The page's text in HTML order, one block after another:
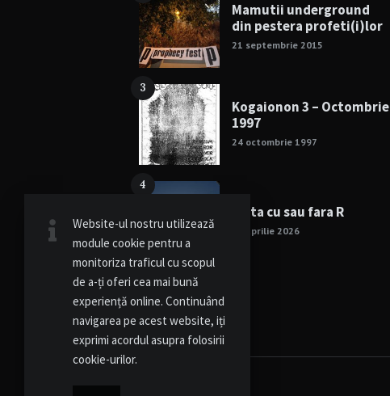
Mamutii underground
din pestera profeti(i)lor
21 septembrie 2015
3
Kogaionon 3 – Octombrie
1997
24 octombrie 1997
4
Viata cu sau fara R
15 aprilie 2026
Website-ul nostru utilizează
module cookie pentru a
monitoriza traficul cu scopul
de a-ți oferi cea mai bună
experiență online. Continuând
navigarea pe acest website, iți
exprimi acordul asupra folosirii
cookie-urilor.